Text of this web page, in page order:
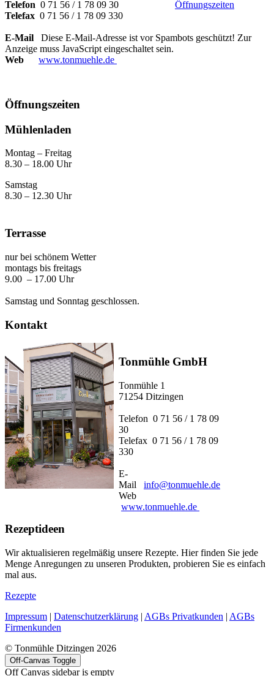
Telefon 0 71 56 / 1 78 09 30 Öffnungszeiten
Telefax 0 71 56 / 1 78 09 330
E-Mail
Diese E-Mail-Adresse ist vor Spambots geschützt! Zur
Anzeige muss JavaScript eingeschaltet sein.
Web
www.tonmuehle.de
Öffnungszeiten
Mühlenladen
Montag – Freitag
8.30 – 18.00 Uhr
Samstag
8.30 – 12.30 Uhr
Terrasse
nur bei schönem Wetter
montags bis freitags
9.00 – 17.00 Uhr
Samstag und Sonntag geschlossen.
Kontakt
Tonmühle GmbH
Tonmühle 1
71254 Ditzingen
Telefon 0 71 56 / 1 78 09
30
Telefax 0 71 56 / 1 78 09
330
E-
Mail
info@tonmuehle.de
Web
www.tonmuehle.de
Rezeptideen
Wir aktualisieren regelmäßig unsere Rezepte. Hier finden Sie jede
Menge Anregungen zu unseren Produkten, probieren Sie es einfach
mal aus.
Rezepte
Impressum | Datenschutzerklärung | AGBs Privatkunden | AGBs
Firmenkunden
© Tonmühle Ditzingen 2026
Off-Canvas Toggle
Off Canvas sidebar is empty